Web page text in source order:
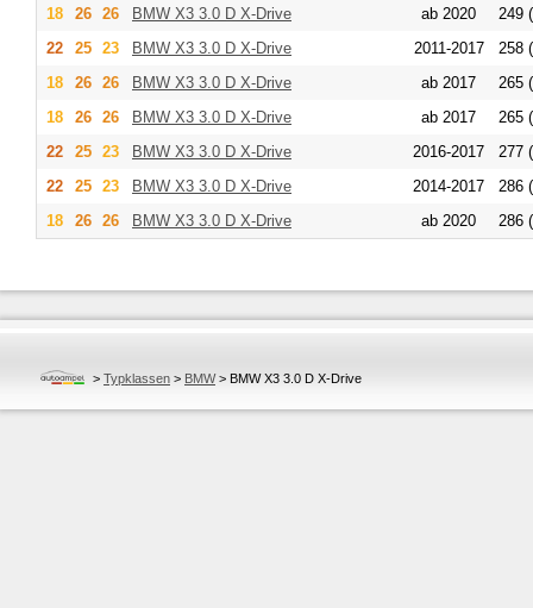
18
26 26 BMW X3 3.0 D X-Drive ab 2020
249
22
25 23 BMW X3 3.0 D X-Drive 2011-2017
258
18
26 26 BMW X3 3.0 D X-Drive ab 2017
265
18
26 26 BMW X3 3.0 D X-Drive ab 2017
265
22
25 23 BMW X3 3.0 D X-Drive 2016-2017
277
22
25 23 BMW X3 3.0 D X-Drive 2014-2017
286
18
26 26 BMW X3 3.0 D X-Drive ab 2020 286
> Typklassen > BMW> BMW X3 3.0 D X-Drive